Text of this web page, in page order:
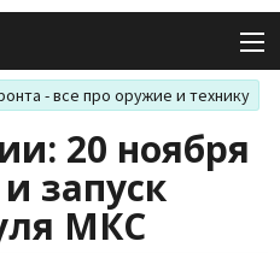
- все про оружие и технику
20 ноября
запуск
МКС